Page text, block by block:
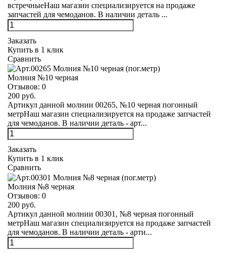
встречныеНаш магазин специализируется на продаже
запчастей для чемоданов. В наличии деталь ...
Заказать
Купить в 1 клик
Сравнить
Молния №10 черная
Отзывов: 0
200 руб.
Артикул данной молнии 00265, №10 черная погонный
метрНаш магазин специализируется на продаже запчастей
для чемоданов. В наличии деталь - арт...
Заказать
Купить в 1 клик
Сравнить
Молния №8 черная
Отзывов: 0
200 руб.
Артикул данной молнии 00301, №8 черная погонный
метрНаш магазин специализируется на продаже запчастей
для чемоданов. В наличии деталь - арти...